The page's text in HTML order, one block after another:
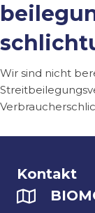
Wir sind nicht
Kontakt